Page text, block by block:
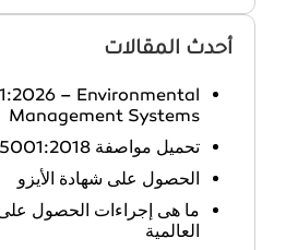
أحدث المقالات
– Environmental
Management Systems
تحميل مواصفة ISO 45001:2018
الحصول على شهادة الأيزو
ما هى إجراءات الحصول على
العالمية